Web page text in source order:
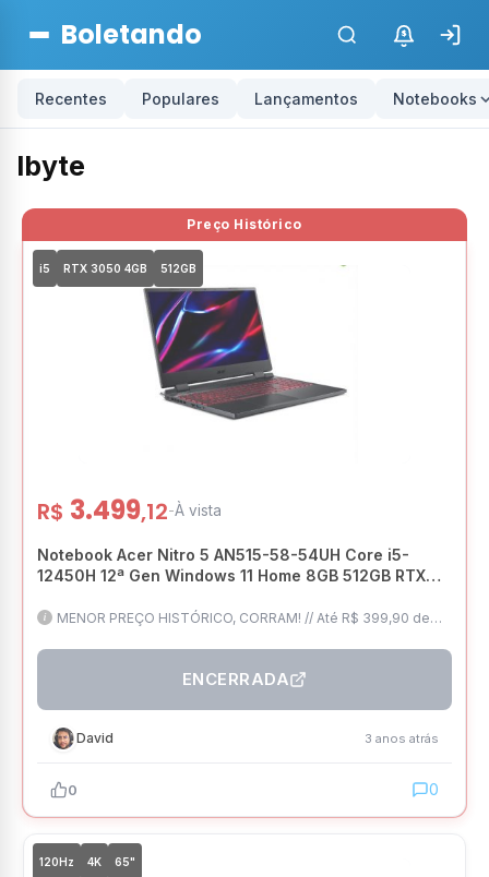
Boletando $
Recentes Populares Lançamentos Notebooks
Ibyte
i5 RTX 3050 4GB 512GB
R$ 3.499,12-À vista
Notebook Acer Nitro 5 AN515-58-54UH Core i5-
12450H 12ª Gen Windows 11 Home 8GB 512GB RTX
MENOR PREÇO HISTÓRICO, CORRAM! // Até R$ 399,90 de
ENCERRADA
David 3 anos atrás
0 0
120Hz 4K 65"